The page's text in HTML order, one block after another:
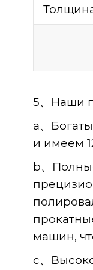
5、Наши
a、
и имеем
b、
машин,
c、